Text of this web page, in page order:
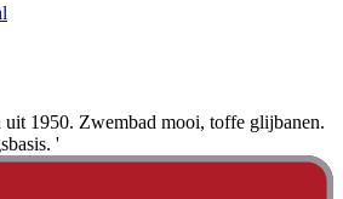
uit 1950. Zwembad mooi, toffe glijbanen.
'